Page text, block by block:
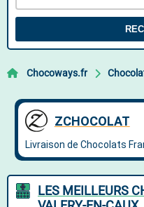
Chocoways.fr
LES MEILLEURS